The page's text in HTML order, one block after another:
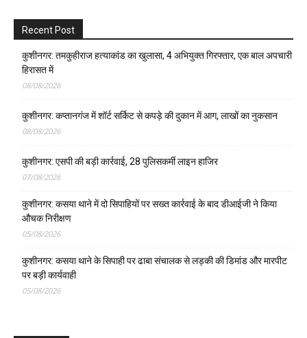
Recent Post
कुशीनगर: तमकुहीराज हत्याकांड का खुलासा, 4 अभियुक्त गिरफ्तार, एक बाल अपचारी
हिरासत में
08/08/2026
कुशीनगर: कप्तानगंज में शॉर्ट सर्किट से कपड़े की दुकान में आग, लाखों का नुकसान
08/08/2026
कुशीनगर: एसपी की बड़ी कार्रवाई, 28 पुलिसकर्मी लाइन हाजिर
07/08/2026
कुशीनगर: कसया थाने में दो सिपाहियों पर सख्त कार्रवाई के बाद डीआईजी ने किया
औचक निरीक्षण
05/08/2026
कुशीनगर: कसया थाने के सिपाही पर ढाबा संचालक से लड़की की डिमांड और मारपीट
पर बड़ी कार्यवाही
05/08/2026